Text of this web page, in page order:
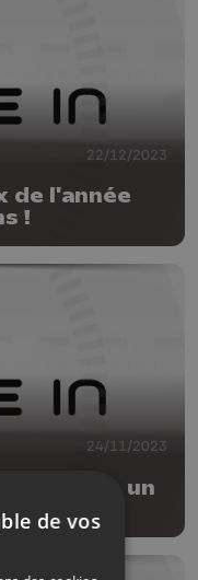
22/12/2023
de l'année
!
24/11/2023
licence, un
la
de vos